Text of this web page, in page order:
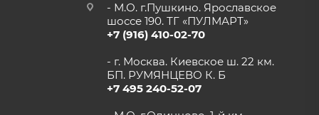
- М.О. г.Пушкино. Ярославское
шоссе 190. ТГ «ПУЛМАРТ»
+7 (916) 410-02-70
- г. Москва. Киевское ш. 22 км.
БП. РУМЯНЦЕВО К. Б
+7 495 240-52-07